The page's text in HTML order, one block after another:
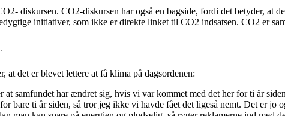
diskursen. CO2-diskursen har også en bagside, fordi det betyder, at
initiativer, som ikke er direkte linket til CO2 indsatsen. CO2 er
det er blevet lettere at få klima på dagsordenen:
samfundet har ændret sig, hvis vi var kommet med det her for ti år
bare ti år siden, så tror jeg ikke vi havde fået det ligeså nemt. Det er jo